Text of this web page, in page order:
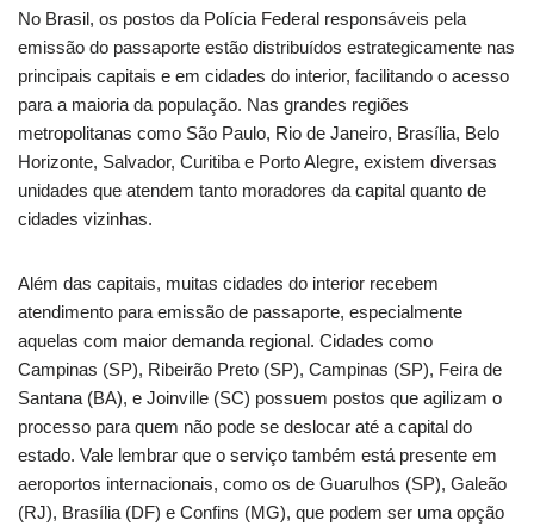
No Brasil, os postos da Polícia Federal responsáveis pela
emissão do passaporte estão distribuídos estrategicamente nas
principais capitais e em cidades do interior, facilitando o acesso
para a maioria da população. Nas grandes regiões
metropolitanas como São Paulo, Rio de Janeiro, Brasília, Belo
Horizonte, Salvador, Curitiba e Porto Alegre, existem diversas
unidades que atendem tanto moradores da capital quanto de
cidades vizinhas.
Além das capitais, muitas cidades do interior recebem
atendimento para emissão de passaporte, especialmente
aquelas com maior demanda regional. Cidades como
Campinas (SP), Ribeirão Preto (SP), Campinas (SP), Feira de
Santana (BA), e Joinville (SC) possuem postos que agilizam o
processo para quem não pode se deslocar até a capital do
estado. Vale lembrar que o serviço também está presente em
aeroportos internacionais, como os de Guarulhos (SP), Galeão
(RJ), Brasília (DF) e Confins (MG), que podem ser uma opção